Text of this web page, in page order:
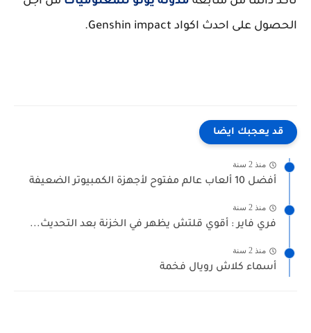
الحصول على احدث اكواد Genshin impact.
قد يعجبك ايضا
منذ 2 سنة
أفضل 10 ألعاب عالم مفتوح لأجهزة الكمبيوتر الضعيفة
منذ 2 سنة
فري فاير : أقوي قلتش يظهر في الخزنة بعد التحديث...
منذ 2 سنة
أسماء كلاش رويال فخمة